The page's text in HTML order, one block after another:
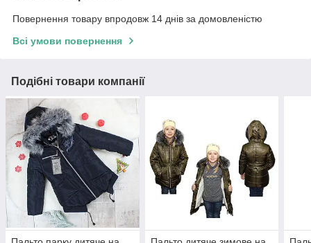
Повернення товару впродовж 14 днів за домовленістю
Всі умови повернення
Подібні товари компанії